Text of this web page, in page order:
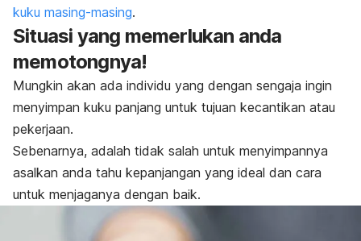
kuku masing-masing.
Situasi yang memerlukan anda
memotongnya!
Mungkin akan ada individu yang dengan sengaja ingin
menyimpan kuku panjang untuk tujuan kecantikan atau
pekerjaan.
Sebenarnya, adalah tidak salah untuk menyimpannya
asalkan anda tahu kepanjangan yang ideal dan cara
untuk menjaganya dengan baik.